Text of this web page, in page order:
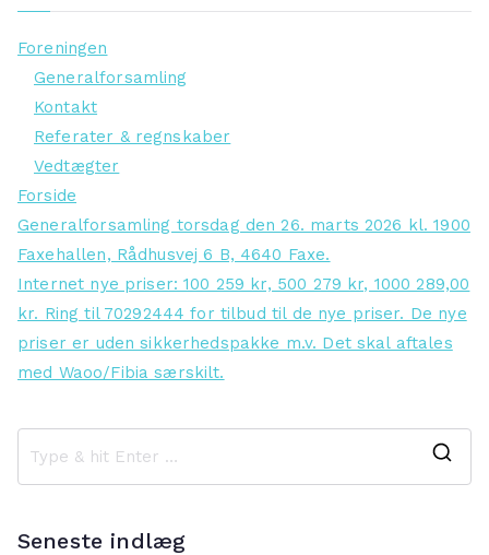
Foreningen
Generalforsamling
Kontakt
Referater & regnskaber
Vedtægter
Forside
Generalforsamling torsdag den 26. marts 2026 kl. 1900
Faxehallen, Rådhusvej 6 B, 4640 Faxe.
Internet nye priser: 100 259 kr, 500 279 kr, 1000 289,00
kr. Ring til 70292444 for tilbud til de nye priser. De nye
priser er uden sikkerhedspakke m.v. Det skal aftales
med Waoo/Fibia særskilt.
Seneste indlæg